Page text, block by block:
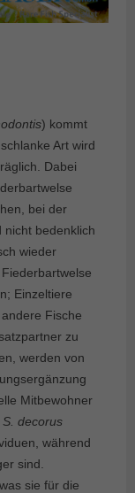
) kommt
schlanke Art wird
Dabei
bei der
nicht bedenklich
wieder
Einzeltiere
Fische
zu
werden von
Mitbewohner
S. decorus
während
sind.
sie für die